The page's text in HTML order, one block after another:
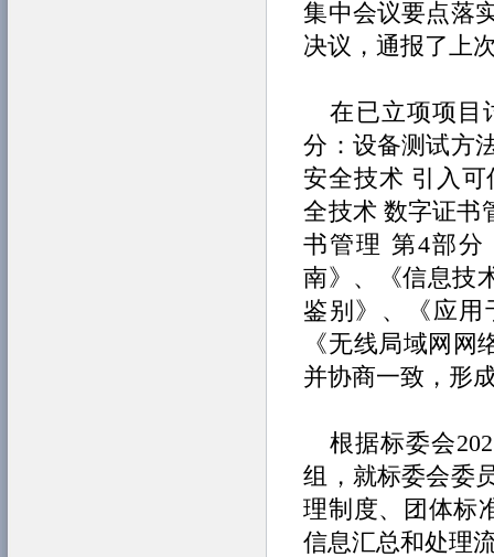
集中会议要点落
决议，通报了上
在已立项项目
分：设备测试方
安全技术 引入
全技术 数字证书
书管理 第4部分
南》、《信息技
鉴别》、《应用
《无线局域网
并协商一致，形
根据标委会
组，就标委会委
理制度、团体标
信息汇总和处理